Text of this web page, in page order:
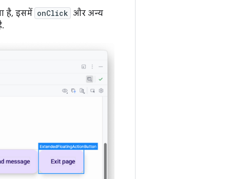
है, इसमें onClick और अन्य